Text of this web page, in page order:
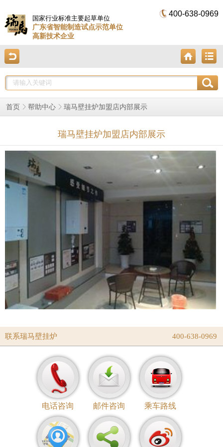
国家行业标准主要起草单位
广东省智能制造试点示范单位
高新技术企业
400-638-0969
首页 帮助中心 瑞马壁挂炉加盟店内部展示
瑞马壁挂炉加盟店内部展示
联系瑞马壁挂炉 400-638-0969
电话咨询 邮件咨询 乘车路线